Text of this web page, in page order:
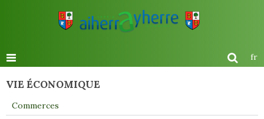
fr
VIE ÉCONOMIQUE
Commerces